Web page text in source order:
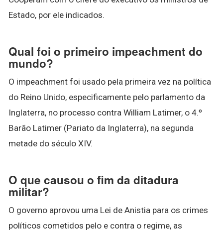
Estado, por ele indicados.
Qual foi o primeiro impeachment do
mundo?
O impeachment foi usado pela primeira vez na política
do Reino Unido, especificamente pelo parlamento da
Inglaterra, no processo contra William Latimer, o 4.º
Barão Latimer (Pariato da Inglaterra), na segunda
metade do século XIV.
O que causou o fim da ditadura
militar?
O governo aprovou uma Lei de Anistia para os crimes
políticos cometidos pelo e contra o regime, as